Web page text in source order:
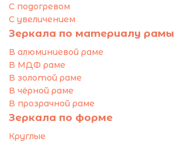
С подогревом
С увеличением
Зеркала по материалу рамы
В алюминиевой раме
В МДФ раме
В золотой раме
В чёрной раме
В прозрачной раме
Зеркала по форме
Круглые